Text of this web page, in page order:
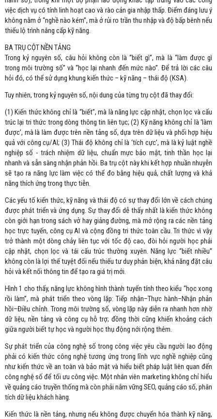
việc dịch vụ có tính linh hoạt cao và rào cản gia nhập thấp. Điểm đáng lưu ý
không nằm ở “nghề nào kém”, mà ở rủi ro trần thu nhập và độ bấp bênh nếu
thiếu lộ trình nâng cấp kỹ năng.
BA TRỤ CỘT NỀN TẢNG
Trong kỷ nguyên số, câu hỏi không còn là “biết gì”, mà là “làm được gì
trong môi trường số” và “học lại nhanh đến mức nào”. Để trả lời các câu
hỏi đó, có thể sử dụng khung kiến thức – kỹ năng – thái độ (KSA).
Tuy nhiên, trong kỷ nguyên số, nội dung của từng trụ cột đã thay đổi:
(1) Kiến thức không chỉ là “biết”, mà là năng lực cập nhật, chọn lọc và cấu
trúc lại tri thức trong dòng thông tin liên tục; (2) Kỹ năng không chỉ là ‘làm
được’, mà là làm được trên nền tảng số, dựa trên dữ liệu và phối hợp hiệu
quả với công cụ/AI; (3) Thái độ không chỉ là ‘tích cực’, mà là kỷ luật nghề
nghiệp số - trách nhiệm dữ liệu, chuẩn mực bảo mật, tinh thần học lại
nhanh và sẵn sàng nhận phản hồi. Ba trụ cột này khi kết hợp nhuần nhuyễn
sẽ tạo ra năng lực làm việc có thể đo bằng hiệu quả, chất lượng và khả
năng thích ứng trong thực tiễn.
Các yếu tố kiến thức, kỹ năng và thái độ có sự thay đổi lớn về cách chúng
được phát triển và ứng dụng. Sự thay đổi dễ thấy nhất là kiến thức không
còn giới hạn trong sách vở hay giảng đường, mà mở rộng ra các nền tảng
học trực tuyến, công cụ AI và cộng đồng tri thức toàn cầu. Tri thức vì vậy
trở thành một dòng chảy liên tục với tốc độ cao, đòi hỏi người học phải
cập nhật, chọn lọc và tái cấu trúc thường xuyên. Năng lực “biết nhiều”
không còn là lợi thế tuyệt đối nếu thiếu tư duy phản biện, khả năng đặt câu
hỏi và kết nối thông tin để tạo ra giá trị mới.
Hình 1 cho thấy, năng lực không hình thành tuyến tính theo kiểu “học xong
rồi làm”, mà phát triển theo vòng lặp: Tiếp nhận–Thực hành–Nhận phản
hồi–Điều chỉnh. Trong môi trường số, vòng lặp này diễn ra nhanh hơn nhờ
dữ liệu, nền tảng và công cụ hỗ trợ; đồng thời cũng khiến khoảng cách
giữa người biết tự học và người học thụ động nới rộng thêm.
Sự phát triển của công nghệ số trong công việc yêu cầu người lao động
phải có kiến thức công nghệ tương ứng trong lĩnh vực nghề nghiệp cũng
như kiến thức về an toàn và bảo mật và hiểu biết pháp luật liên quan đến
công nghệ số để tối ưu công việc. Một nhân viên marketing không chỉ hiểu
về quảng cáo truyền thống mà còn phải nắm vững SEO, quảng cáo số, phân
tích dữ liệu khách hàng.
Kiến thức là nền tảng, nhưng nếu không được chuyển hóa thành kỹ năng,